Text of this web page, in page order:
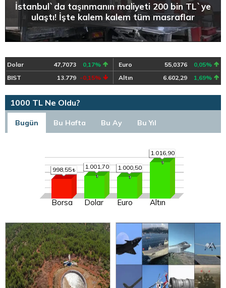
İstanbul`da taşınmanın maliyeti 200 bin TL`ye
ulaştı! İşte kalem kalem tüm masraflar
Dolar 47,7073 0,17% Euro 55,0376
0,05%
BIST
13.779 -0,15% Altın 6.602,29 1,69%
1000 TL Ne Oldu?
Bugün Bu Hafta Bu Ay Bu Yıl
998,55
Borsa
1.001,70
Dolar
1.000,50
Euro
1.016,90
Altın